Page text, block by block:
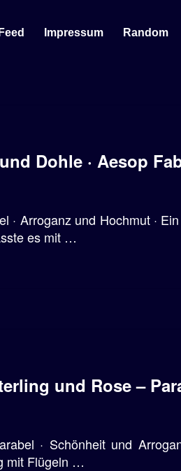
Feed Impressum Random
Dohle · Aesop
· Arroganz und Hochmut ·
es mit …
und Rose –
· Schönheit und
mit Flügeln …